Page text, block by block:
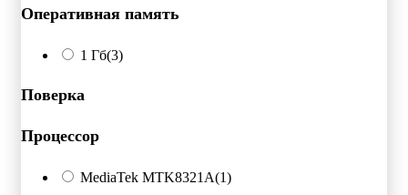
Оперативная память
1 Гб(3)
Поверка
Процессор
MediaTek MTK8321A(1)